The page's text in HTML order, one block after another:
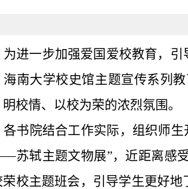
为进一步加强爱国爱校教育，
海南大学校史馆主题宣传系列
明校情、以校为荣的浓烈氛围。
各书院结合工作实际，组织师
苏轼主题文物展”，近距离感
荣校主题班会，引导学生更好